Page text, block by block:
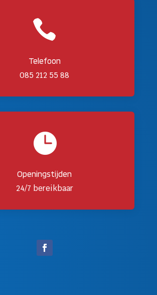

Telefoon
085 212 55 88

Openingstijden
24/7 bereikbaar